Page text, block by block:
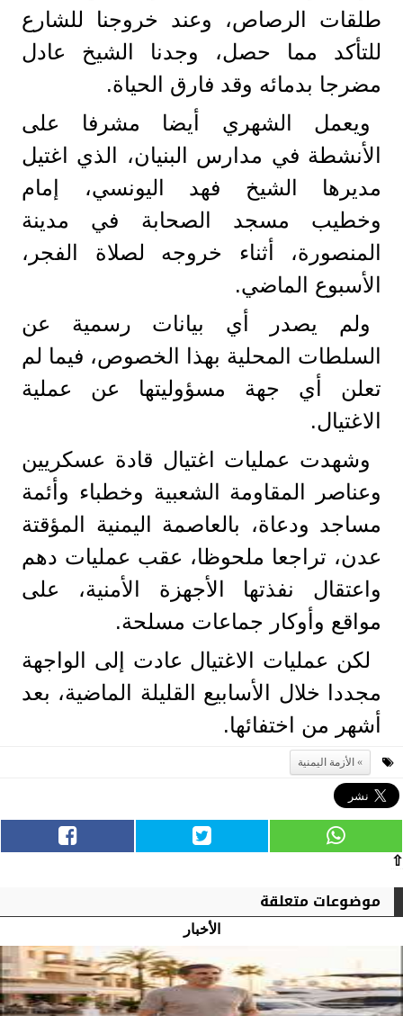
طلقات الرصاص، وعند خروجنا للشارع
للتأكد مما حصل، وجدنا الشيخ عادل
مضرجا بدمائه وقد فارق الحياة.
ويعمل الشهري أيضا مشرفا على
الأنشطة في مدارس البنيان، الذي اغتيل
مديرها الشيخ فهد اليونسي، إمام
وخطيب مسجد الصحابة في مدينة
المنصورة، أثناء خروجه لصلاة الفجر،
الأسبوع الماضي.
ولم يصدر أي بيانات رسمية عن
السلطات المحلية بهذا الخصوص، فيما لم
تعلن أي جهة مسؤوليتها عن عملية
الاغتيال.
وشهدت عمليات اغتيال قادة عسكريين
وعناصر المقاومة الشعبية وخطباء وأئمة
مساجد ودعاة، بالعاصمة اليمنية المؤقتة
عدن، تراجعا ملحوظا، عقب عمليات دهم
واعتقال نفذتها الأجهزة الأمنية، على
مواقع وأوكار جماعات مسلحة.
لكن عمليات الاغتيال عادت إلى الواجهة
مجددا خلال الأسابيع القليلة الماضية، بعد
أشهر من اختفائها.
الأزمة اليمنية
⇧
موضوعات متعلقة
الأخبار